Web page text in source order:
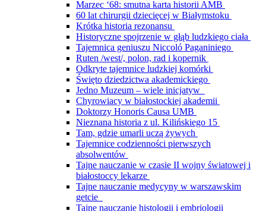
Marzec ‘68: smutna karta historii AMB
60 lat chirurgii dziecięcej w Białymstoku
Krótka historia rezonansu
Historyczne spojrzenie w głąb ludzkiego ciała
Tajemnica geniuszu Niccoló Paganiniego
Ruten /west/, polon, rad i kopernik
Odkryte tajemnice ludzkiej komórki
Święto dziedzictwa akademickiego
Jedno Muzeum – wiele inicjatyw
Chyrowiacy w białostockiej akademii
Doktorzy Honoris Causa UMB
Nieznana historia z ul. Kilińskiego 15
Tam, gdzie umarli uczą żywych
Tajemnice codzienności pierwszych
absolwentów
Tajne nauczanie w czasie II wojny światowej i
białostoccy lekarze
Tajne nauczanie medycyny w warszawskim
getcie
Tajne nauczanie histologii i embriologii